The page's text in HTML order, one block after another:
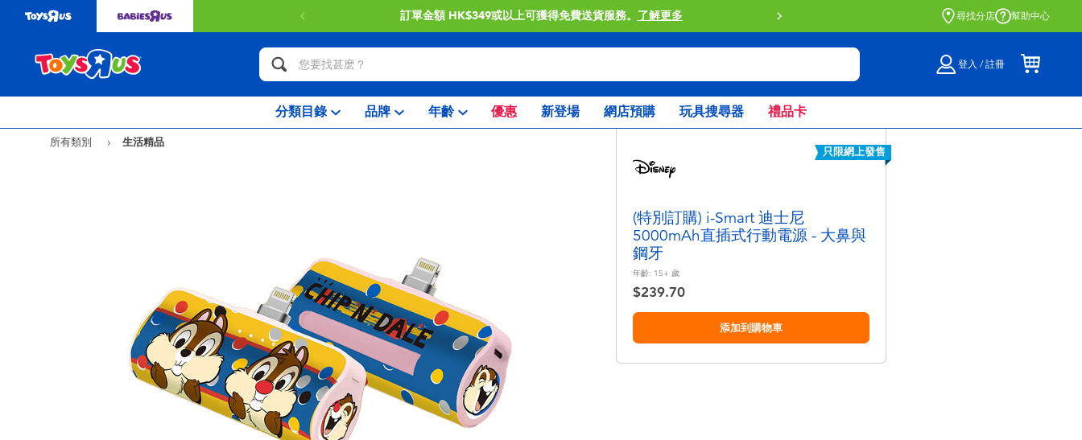
以上可獲得免費送貨服務。了解更多 門店自取服務 網上購買並在店內取貨。了解更多 尋找分店 幫助中心
登入 / 註冊
分類目錄 品牌 年齡 優惠 新登場 網店預購 玩具搜尋器 禮品卡
所有類別
生活精品
只限網上發售
(特別訂購) i-Smart 迪士尼
5000mAh直插式行動電源 - 大鼻與
鋼牙
年齡: 15+ 歲
$239.70
添加到購物車